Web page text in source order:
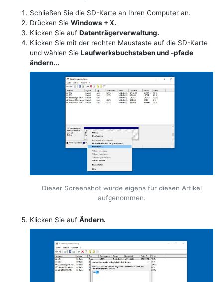
Schließen Sie die SD-Karte an Ihren Computer an.
Drücken Sie Windows + X.
Klicken Sie auf Datenträgerverwaltung.
Klicken Sie mit der rechten Maustaste auf die SD-Karte
und wählen Sie Laufwerksbuchstaben und -pfade
ändern...
Dieser Screenshot wurde eigens für diesen Artikel
aufgenommen.
Klicken Sie auf Ändern.